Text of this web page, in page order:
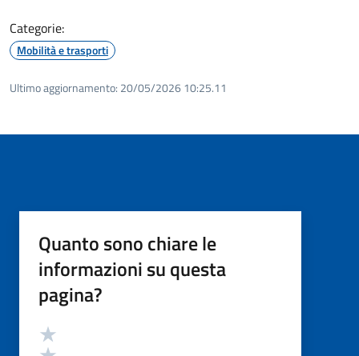
Categorie:
Mobilità e trasporti
Ultimo aggiornamento: 20/05/2026 10:25.11
Quanto sono chiare le
informazioni su questa
pagina?
Valutazione